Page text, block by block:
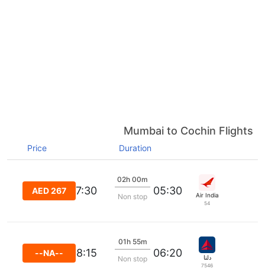
Mumbai to Cochin Flights
Duration
Price
Air India
54
05:30
02h 00m
Non stop
07:30
AED 267
دلتا
7546
06:20
01h 55m
Non stop
08:15
--NA--